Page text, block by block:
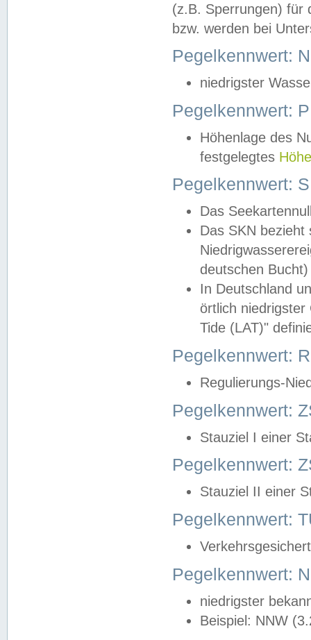
(z.B. Sperrungen) für
bzw. werden bei
Pegelkennwert:
niedrigster
Pegelkennwert:
Höhenlage des
festgelegtes
Pegelkennwert:
Das
Das SKN
deutschen
In Deutschland
örtlich
Tide (LAT)"
Pegelkennwert:
Regulierungs-
Pegelkennwert:
Stauziel I einer
Pegelkennwert:
Stauziel II einer
Pegelkennwert:
Pegelkennwert:
niedrigster
Beispiel: NNW